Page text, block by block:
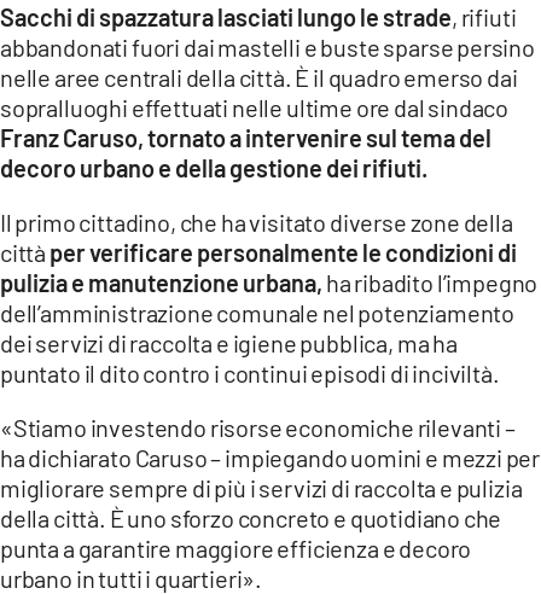
LACITYMAG.IT
ILREGGINO.IT
COSENZACHANNEL.IT
ILVIBONESE.IT
LACAPITALENEWS.IT
App
ANDROID
Sacchi di spazzatura lasciati lungo le strade, rifiuti
abbandonati fuori dai mastelli e buste sparse persino
nelle aree centrali della città. È il quadro emerso dai
sopralluoghi effettuati nelle ultime ore dal sindaco
Franz Caruso, tornato a intervenire sul tema del
decoro urbano e della gestione dei rifiuti.
Il primo cittadino, che ha visitato diverse zone della
città per verificare personalmente le condizioni di
pulizia e manutenzione urbana, ha ribadito l’impegno
dell’amministrazione comunale nel potenziamento
dei servizi di raccolta e igiene pubblica, ma ha
puntato il dito contro i continui episodi di inciviltà.
«Stiamo investendo risorse economiche rilevanti –
ha dichiarato Caruso – impiegando uomini e mezzi per
migliorare sempre di più i servizi di raccolta e pulizia
della città. È uno sforzo concreto e quotidiano che
punta a garantire maggiore efficienza e decoro
urbano in tutti i quartieri».